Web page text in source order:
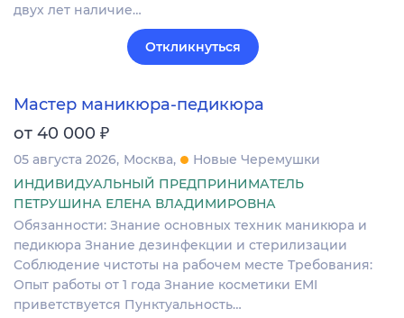
двух лет наличие…
Откликнуться
Мастер маникюра-педикюра
от 40 000 ₽
05 августа 2026 Москва
Новые Черемушки
ИНДИВИДУАЛЬНЫЙ ПРЕДПРИНИМАТЕЛЬ
ПЕТРУШИНА ЕЛЕНА ВЛАДИМИРОВНА
Обязанности: Знание основных техник маникюра и
педикюра Знание дезинфекции и стерилизации
Соблюдение чистоты на рабочем месте Требования:
Опыт работы от 1 года Знание косметики EMI
приветствуется Пунктуальность…